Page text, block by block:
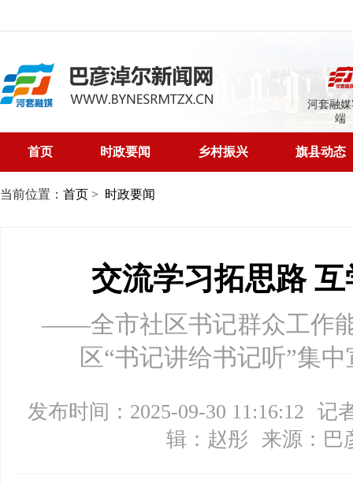
河套融
端
首页 时政要闻 乡村振兴 旗县动态
当前位置： 首页 > 时政要闻
交流学习拓思路
——全市社区书记群众工作
区“书记讲给书记听”集
发布时间：2025-09-30 11:16:12
记
辑：赵彤
来源：巴